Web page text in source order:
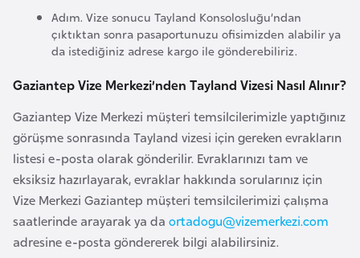
Adım. Vize sonucu Tayland Konsolosluğu’ndan
çıktıktan sonra pasaportunuzu ofisimizden alabilir ya
da istediğiniz adrese kargo ile gönderebiliriz.
Gaziantep Vize Merkezi’nden Tayland Vizesi Nasıl Alınır?
Gaziantep Vize Merkezi müşteri temsilcilerimizle yaptığınız
görüşme sonrasında Tayland vizesi için gereken evrakların
listesi e-posta olarak gönderilir. Evraklarınızı tam ve
eksiksiz hazırlayarak, evraklar hakkında sorularınız için
Vize Merkezi Gaziantep müşteri temsilcilerimizi çalışma
saatlerinde arayarak ya da ortadogu@vizemerkezi.com
adresine e-posta göndererek bilgi alabilirsiniz.
i
n
B
o
s
n
a